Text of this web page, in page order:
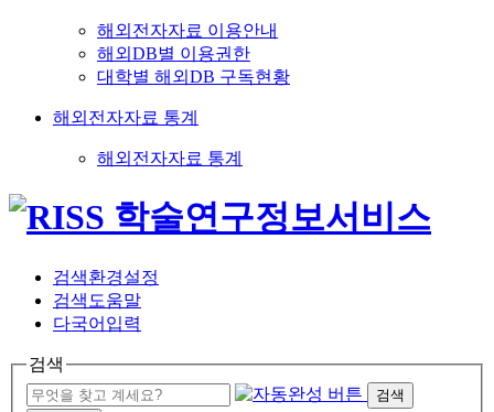
해외전자자료 이용안내
해외DB별 이용권한
대학별 해외DB 구독현황
해외전자자료 통계
해외전자자료 통계
검색환경설정
검색도움말
다국어입력
검색
검색